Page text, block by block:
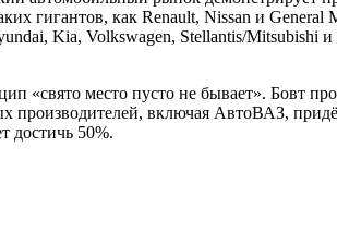
гигантов, как Renault, Nissan и General
Kia, Volkswagen, Stellantis/Mitsubishi и
место пусто не бывает». Бовт
производителей, включая АвтоВАЗ,
достичь 50%.